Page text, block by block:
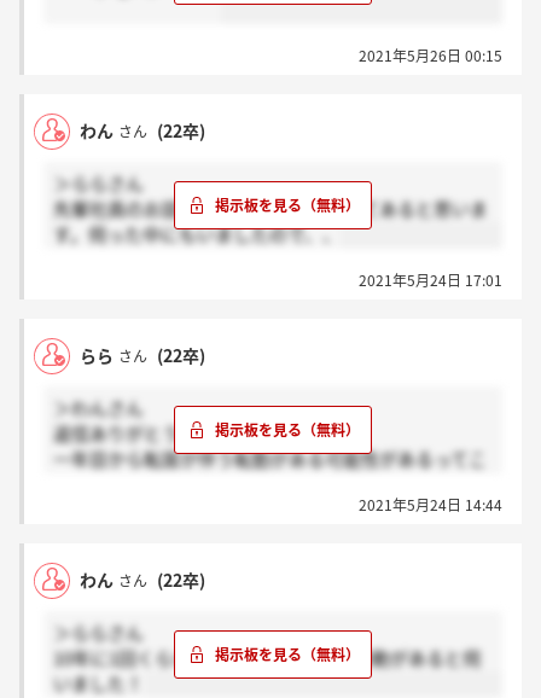
2021年5月26日 00:15
わん さん (22卒)
＞ららさん
先輩社員のお話では、全然可能性としてあると思いま
す。伺った中にもいましたので、、
2021年5月24日 17:01
らら さん (22卒)
＞わんさん
返信ありがとうございます！
一年目から転居が伴う転勤がある可能性があるってこ
2021年5月24日 14:44
わん さん (22卒)
＞ららさん
10年に1回くらいの頻度で転居を伴う移動があると伺
いました！